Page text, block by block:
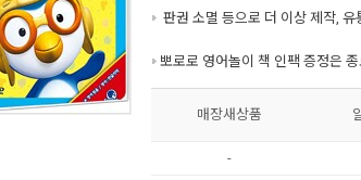
판권 소멸 등으로 더 이상 제작, 유
뽀로로 영어놀이 책 인팩 증정은
매장새상품
-